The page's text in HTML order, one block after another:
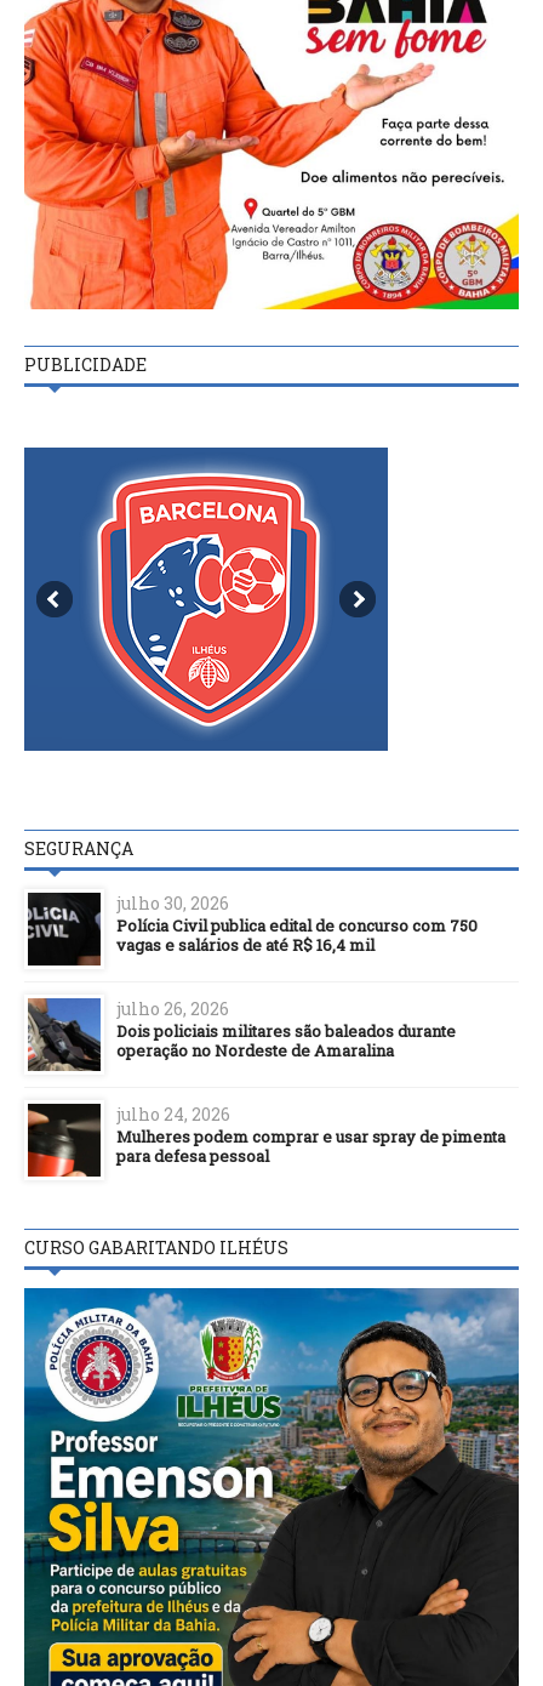
PUBLICIDADE
SEGURANÇA
julho 30, 2026
Polícia Civil publica edital de concurso com 750
vagas e salários de até R$ 16,4 mil
julho 26, 2026
Dois policiais militares são baleados durante
operação no Nordeste de Amaralina
julho 24, 2026
Mulheres podem comprar e usar spray de pimenta
para defesa pessoal
CURSO GABARITANDO ILHÉUS